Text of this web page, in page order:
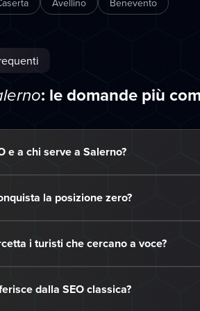
Avellino Benevento
: le domande più
e a chi serve a Salerno?
la posizione zero?
i turisti che cercano a voce?
dalla SEO classica?